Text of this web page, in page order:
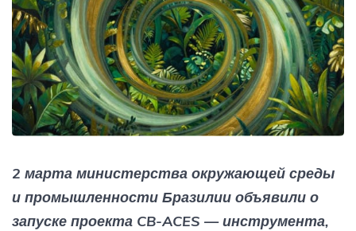
2 марта министерства окружающей среды
и промышленности Бразилии объявили о
запуске проекта CB-ACES — инструмента,